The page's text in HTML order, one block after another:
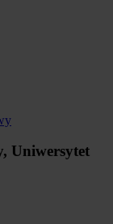
Uniwersytet